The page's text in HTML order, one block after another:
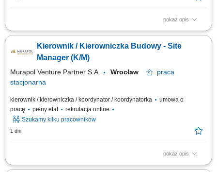
pokaż opis
Zadania: Kontrola techniczna robót konstrukcyjno-budowlanych w
konstrukcji wsporczych oraz infrastruktur pod BESS i linie SN;
Zarządzanie podwykonawcami i brygadami na placu budowy; Dbaniem o
Kierownik / Kierowniczka Budowy - Site
Manager (K/M)
Murapol Venture Partner S.A. Wrocław
praca
stacjonarna
kierownik / kierowniczka / koordynator / koordynatorka
umowa o
pracę
pełny etat
rekrutacja online
Szukamy kilku pracowników
1 dni
pokaż opis
Zakres obowiązków: Prowadzenie budowy zgodnie z przepisami Prawa